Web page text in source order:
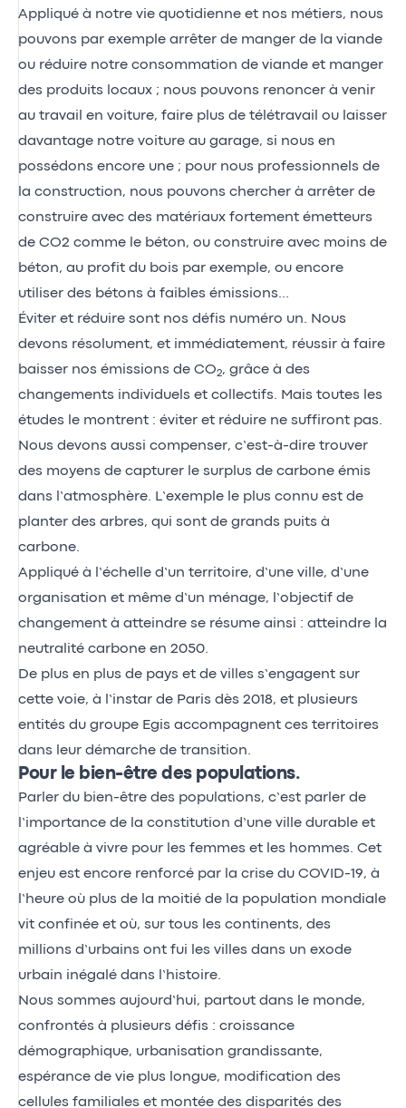
Appliqué à notre vie quotidienne et nos métiers, nous
pouvons par exemple arrêter de manger de la viande
ou réduire notre consommation de viande et manger
des produits locaux ; nous pouvons renoncer à venir
au travail en voiture, faire plus de télétravail ou laisser
davantage notre voiture au garage, si nous en
possédons encore une ; pour nous professionnels de
la construction, nous pouvons chercher à arrêter de
construire avec des matériaux fortement émetteurs
de CO2 comme le béton, ou construire avec moins de
béton, au profit du bois par exemple, ou encore
utiliser des bétons à faibles émissions…
Éviter et réduire sont nos défis numéro un. Nous
devons résolument, et immédiatement, réussir à faire
baisser nos émissions de CO2, grâce à des
changements individuels et collectifs. Mais toutes les
études le montrent : éviter et réduire ne suffiront pas.
Nous devons aussi compenser, c’est-à-dire trouver
des moyens de capturer le surplus de carbone émis
dans l’atmosphère. L’exemple le plus connu est de
planter des arbres, qui sont de grands puits à
carbone.
Appliqué à l’échelle d’un territoire, d’une ville, d’une
organisation et même d’un ménage, l’objectif de
changement à atteindre se résume ainsi : atteindre la
neutralité carbone en 2050.
De plus en plus de pays et de villes s’engagent sur
cette voie, à l’instar de Paris dès 2018, et plusieurs
entités du groupe Egis accompagnent ces territoires
dans leur démarche de transition.
Pour le bien-être des populations.
Parler du bien-être des populations, c’est parler de
l’importance de la constitution d’une ville durable et
agréable à vivre pour les femmes et les hommes. Cet
enjeu est encore renforcé par la crise du COVID-19, à
l’heure où plus de la moitié de la population mondiale
vit confinée et où, sur tous les continents, des
millions d’urbains ont fui les villes dans un exode
urbain inégalé dans l’histoire.
Nous sommes aujourd’hui, partout dans le monde,
confrontés à plusieurs défis : croissance
démographique, urbanisation grandissante,
espérance de vie plus longue, modification des
cellules familiales et montée des disparités des